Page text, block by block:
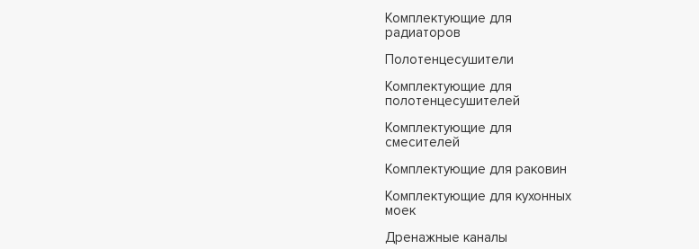
Комплектующие для
радиаторов
Полотенцесушители
Комплектующие для
полотенцесушителей
Комплектующие для
смесителей
Комплектующие для раковин
Комплектующие для кухонных
моек
Дренажные каналы